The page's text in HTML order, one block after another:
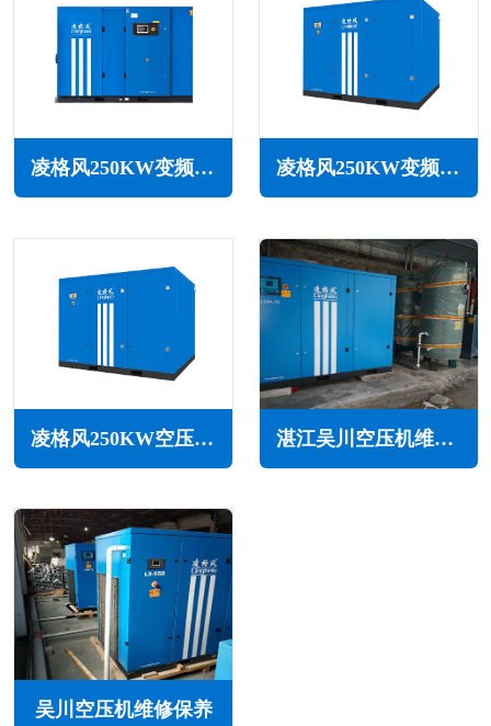
凌格风250KW变频低压空压机LSV LP系列 凌格风250KW变频空压机LS系列
凌格风250KW空压机LS系列 湛江吴川空压机维修保养
吴川空压机维修保养